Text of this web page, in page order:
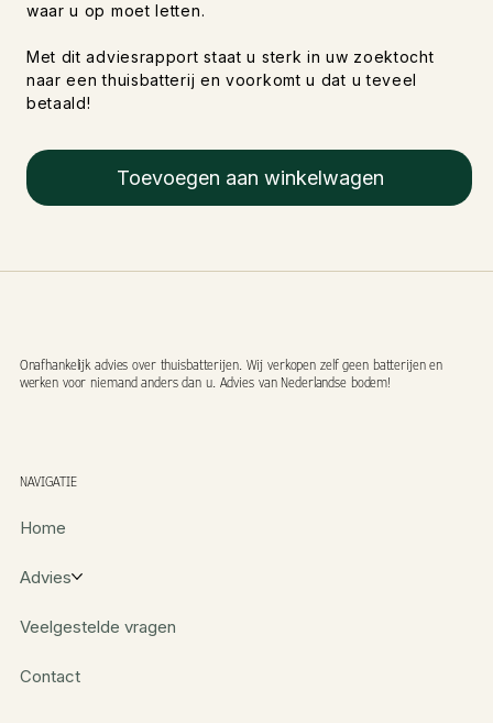
waar u op moet letten.
Met dit adviesrapport staat u sterk in uw zoektocht
naar een thuisbatterij en voorkomt u dat u teveel
betaald!
Toevoegen aan winkelwagen
NAVIGATIE
Onafhankelijk advies over thuisbatterijen. Wij verkopen zelf geen batterijen en
werken voor niemand anders dan u. Advies van Nederlandse bodem!
Home
Advies
Veelgestelde vragen
Contact